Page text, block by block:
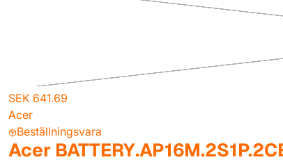
SEK 641.69
Acer
Beställningsvara
Acer